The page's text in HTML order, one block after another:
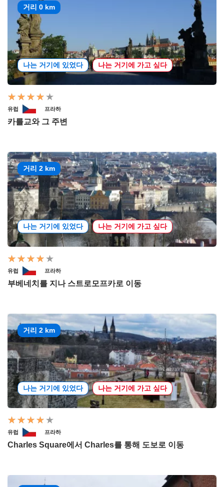
거리 0 km
나는 거기에 있었다 나는 거기에 가고 싶다
유럽 프라하
카를교와 그 주변
거리 2 km
나는 거기에 있었다 나는 거기에 가고 싶다
유럽 프라하
부베네치를 지나 스트로모프카로 이동
거리 2 km
나는 거기에 있었다 나는 거기에 가고 싶다
유럽 프라하
Charles Square에서 Charles를 통해 도보로 이동